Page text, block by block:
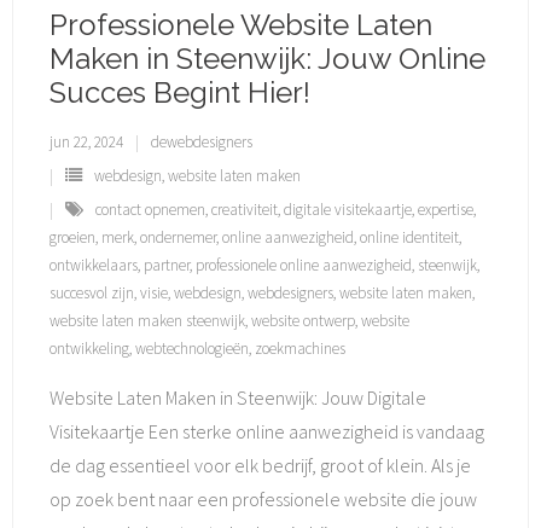
Professionele Website Laten
Maken in Steenwijk: Jouw Online
Succes Begint Hier!
jun 22, 2024
dewebdesigners
webdesign,website laten maken
contact opnemen,creativiteit,digitale visitekaartje,expertise,
groeien, merk,ondernemer,online aanwezigheid,online identiteit,
ontwikkelaars, partner, professionele online aanwezigheid, steenwijk,
succesvol zijn,visie,webdesign,webdesigners,website laten maken,
website laten maken steenwijk,website ontwerp,website
ontwikkeling,webtechnologieën, zoekmachines
Website Laten Maken in Steenwijk: Jouw Digitale
Visitekaartje Een sterke online aanwezigheid is vandaag
de dag essentieel voor elk bedrijf, groot of klein. Als je
op zoek bent naar een professionele website die jouw